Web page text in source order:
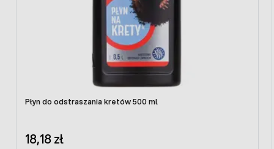
Płyn do odstraszania kretów 500 ml
18,18 zł